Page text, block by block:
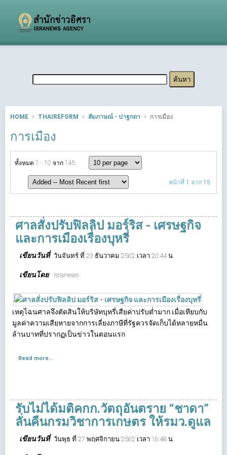
HOME THAIREFORM สัมภาษณ์ - ปาฐกถา การเมือง
การเมือง
ทั้งหมด 1 - 10 จาก 145
หน้าที่ 1 จาก 15
ศาลสั่งปรับฟิลลิป มอร์ริส - เศรษฐกิจ
และการเมืองเรื่องบุหรี่
เขียนวันที่ วันจันทร์ ที่ 23 ธันวาคม 2562 เวลา 20:44 น.
เขียนโดย isranews
เหตุไฉนศาลจึงตัดสินให้บริษัทบุหรี่เสียค่าปรับต่ำมาก เมื่อเทียบกับ
มูลค่าความเสียหายจากการเลี่ยงภาษีที่รัฐควรจัดเก็บได้หลายหมื่น
ล้านบาทที่ปรากฏเป็นข่าวในตอนแรก
Read more...
รับไม่ได้มติคกก.วัตถุอันตราย “ชาดา”
ลั่นคืนกรมวิชาการเกษตร ให้รมว.ดูแล
เขียนวันที่ วันพุธ ที่ 27 พฤศจิกายน 2562 เวลา 16:48 น.